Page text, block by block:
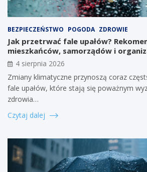
BEZPIECZEŃSTWO POGODA ZDROWIE
Jak przetrwać fale upałów?
mieszkańców, samorządów i
4 sierpnia 2026
Zmiany klimatyczne przynoszą coraz
fale upałów, które stają się poważnym
zdrowia…
Czytaj dalej